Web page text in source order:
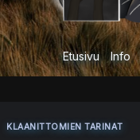
Etusivu Info
KLAANITTOMIEN TARINAT